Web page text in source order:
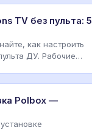
TV без пульта: 5
как настроить
ДУ. Рабочие
Polbox —